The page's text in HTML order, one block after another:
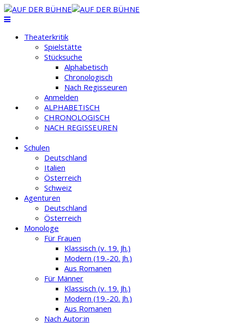
Theaterkritik
Spielstätte
Stücksuche
Alphabetisch
Chronologisch
Nach Regisseuren
Anmelden
ALPHABETISCH
CHRONOLOGISCH
NACH REGISSEUREN
Schulen
Deutschland
Italien
Österreich
Schweiz
Agenturen
Deutschland
Österreich
Monologe
Für Frauen
Klassisch (v. 19. Jh.)
Modern (19.-20. Jh.)
Aus Romanen
Für Männer
Klassisch (v. 19. Jh.)
Modern (19.-20. Jh.)
Aus Romanen
Nach Autor:in